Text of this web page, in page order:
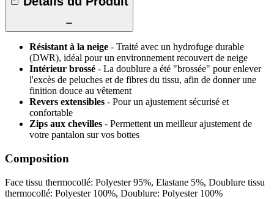
Résistant à la neige - Traité avec un hydrofuge durable
(DWR), idéal pour un environnement recouvert de neige
Intérieur brossé - La doublure a été "brossée" pour enlever
l'excès de peluches et de fibres du tissu, afin de donner une
finition douce au vêtement
Revers extensibles - Pour un ajustement sécurisé et
confortable
Zips aux chevilles - Permettent un meilleur ajustement de
votre pantalon sur vos bottes
Composition
Face tissu thermocollé: Polyester 95%, Elastane 5%, Doublure tissu
thermocollé: Polyester 100%, Doublure: Polyester 100%